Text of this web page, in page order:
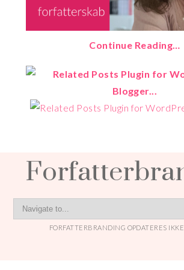
Continue Reading…
FORFATTERBRANDING OPDATERES